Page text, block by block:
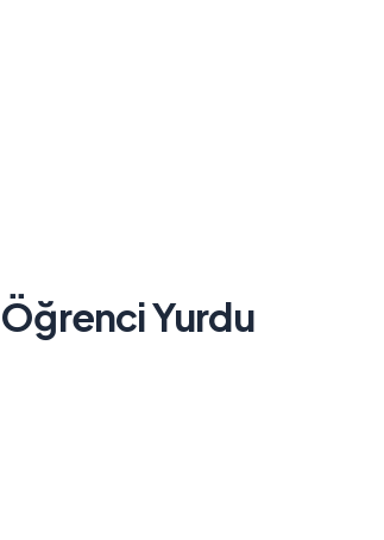
Öğrenci Yurdu